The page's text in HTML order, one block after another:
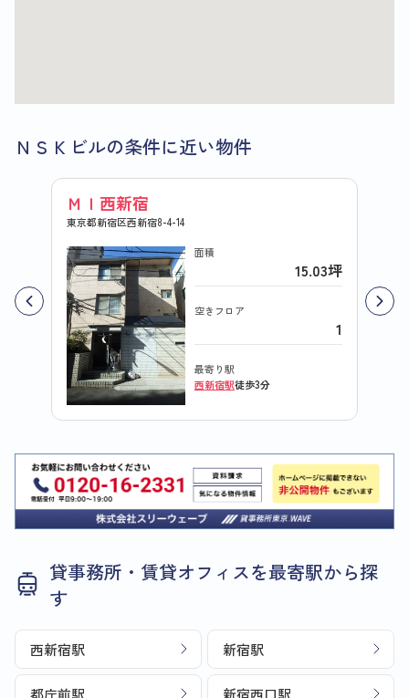
ＮＳＫビルの条件に近い物件
ＭＩ西新宿
東京都新宿区西新宿8-4-14
面積
15.03坪
空きフロア
1
最寄り駅
西新宿駅徒歩3分
貸事務所・賃貸オフィスを最寄駅から探
す
西新宿駅 新宿駅
都庁前駅 新宿西口駅